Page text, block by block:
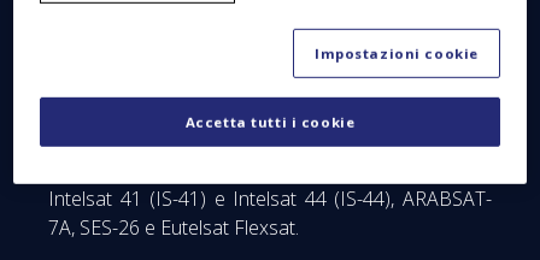
Questi successi si basano principalmente sul
riconoscimento da parte dei maggiori operatori
mondiali della nuova linea di prodotti
completamente riconfigurabile in orbita Space
Inspire (instant Space In-Orbit reconfiguration) di
Intelsat 41 (IS-41) e Intelsat 44 (IS-44), ARABSAT-
7A, SES-26 e Eutelsat Flexsat.
Impostazioni cookie
Accetta tutti i cookie